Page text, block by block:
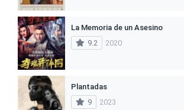
La Memoria de un Asesino
9.2
2020
Plantadas
9
2023